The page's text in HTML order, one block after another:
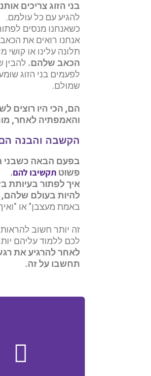
בני הזוג צריכים
להגיע עם כל עולמם.
כשאנחנו מנסים
אנחנו רואים את
תלונה עלינו או קושי
הכאב שלהם. להבין
לפעמים בני הזוג
שמולם.
הם, הכי היו רוצים
והאמפתיה לאחר,
הקשבה והבנה
בפעם הבאה כשבני
פשוטתקשיבו להם.
איך לפתור בעיותת
להיות בעולם
באמת מעצבן" או
זה יותר חשוב
לכם ללמוד עליהם
לאחר להרגיע את
תחשבו על זה.